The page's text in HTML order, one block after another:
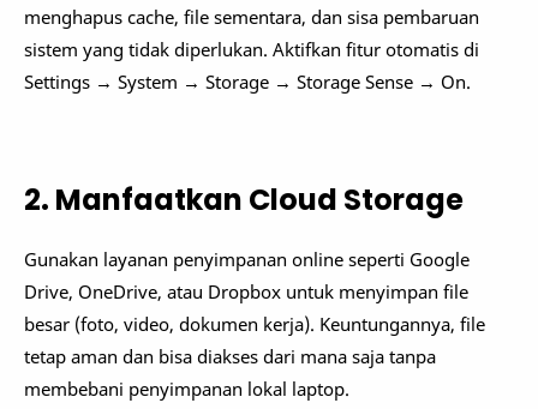
menghapus cache, file sementara, dan sisa pembaruan
sistem yang tidak diperlukan. Aktifkan fitur otomatis di
Settings → System → Storage → Storage Sense → On.
2. Manfaatkan Cloud Storage
Gunakan layanan penyimpanan online seperti Google
Drive, OneDrive, atau Dropbox untuk menyimpan file
besar (foto, video, dokumen kerja). Keuntungannya, file
tetap aman dan bisa diakses dari mana saja tanpa
membebani penyimpanan lokal laptop.